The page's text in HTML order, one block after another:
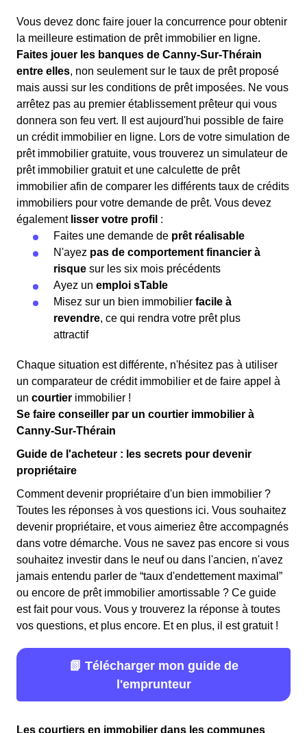
Vous devez donc faire jouer la concurrence pour obtenir
la meilleure estimation de prêt immobilier en ligne.
Faites jouer les banques de Canny-Sur-Thérain
entre elles, non seulement sur le taux de prêt proposé
mais aussi sur les conditions de prêt imposées. Ne vous
arrêtez pas au premier établissement prêteur qui vous
donnera son feu vert. Il est aujourd'hui possible de faire
un crédit immobilier en ligne. Lors de votre simulation de
prêt immobilier gratuite, vous trouverez un simulateur de
prêt immobilier gratuit et une calculette de prêt
immobilier afin de comparer les différents taux de crédits
immobiliers pour votre demande de prêt. Vous devez
également lisser votre profil :
Faites une demande de prêt réalisable
N'ayez pas de comportement financier à
risque sur les six mois précédents
Ayez un emploi sTable
Misez sur un bien immobilier facile à
revendre, ce qui rendra votre prêt plus
attractif
Chaque situation est différente, n'hésitez pas à utiliser
un comparateur de crédit immobilier et de faire appel à
un courtier immobilier !
Se faire conseiller par un courtier immobilier à
Canny-Sur-Thérain
Guide de l'acheteur : les secrets pour devenir
propriétaire
Comment devenir propriétaire d'un bien immobilier ?
Toutes les réponses à vos questions ici. Vous souhaitez
devenir propriétaire, et vous aimeriez être accompagnés
dans votre démarche. Vous ne savez pas encore si vous
souhaitez investir dans le neuf ou dans l'ancien, n'avez
jamais entendu parler de “taux d'endettement maximal”
ou encore de prêt immobilier amortissable ? Ce guide
est fait pour vous. Vous y trouverez la réponse à toutes
vos questions, et plus encore. Et en plus, il est gratuit !
📗 Télécharger mon guide de
l'emprunteur
Les courtiers en immobilier dans les communes